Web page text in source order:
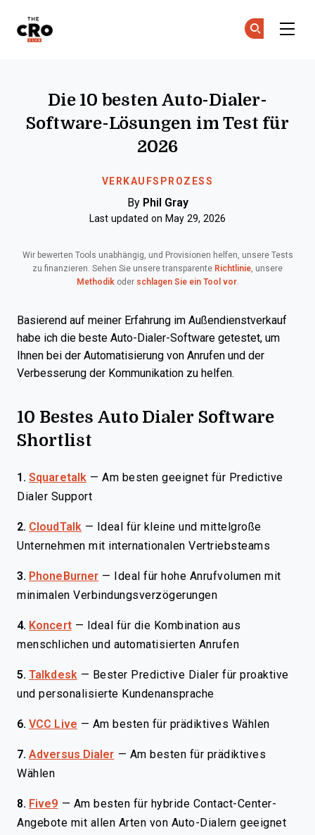
VERKAUFSPROZESS
Die 10 besten Auto-Dialer-
Software-Lösungen im Test für
2026
By Phil Gray
Last updated on May 29, 2026
Wir bewerten Tools unabhängig, und Provisionen helfen, unsere Tests
zu finanzieren. Sehen Sie unsere transparente Richtlinie, unsere
Methodikoder schlagen Sie ein Tool vor.
Basierend auf meiner Erfahrung im Außendienstverkauf
habe ich die beste Auto-Dialer-Software getestet, um
Ihnen bei der Automatisierung von Anrufen und der
Verbesserung der Kommunikation zu helfen.
10 Bestes Auto Dialer Software
Shortlist
1. Squaretalk — Am besten geeignet für Predictive
Dialer Support
2. CloudTalk —
Ideal für kleine und mittelgroße
Unternehmen mit internationalen Vertriebsteams
3. PhoneBurner —
Ideal für hohe Anrufvolumen mit
minimalen Verbindungsverzögerungen
4. Koncert —
Ideal für die Kombination aus
menschlichen und automatisierten Anrufen
5. Talkdesk — Bester Predictive Dialer für proaktive
und personalisierte Kundenansprache
6. VCC Live — Am besten für prädiktives Wählen
7. Adversus Dialer — Am besten für prädiktives
Wählen
8. Five9 — Am besten für hybride Contact-Center-
Angebote mit allen Arten von Auto-Dialern geeignet